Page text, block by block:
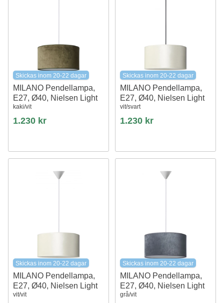
Skickas inom 20-22 dagar
MILANO Pendellampa,
E27, Ø40, Nielsen Light
kaki/vit
1.230 kr
Skickas inom 20-22 dagar
MILANO Pendellampa,
E27, Ø40, Nielsen Light
vit/svart
1.230 kr
Skickas inom 20-22 dagar
MILANO Pendellampa,
E27, Ø40, Nielsen Light
vit/vit
Skickas inom 20-22 dagar
MILANO Pendellampa,
E27, Ø40, Nielsen Light
grå/vit